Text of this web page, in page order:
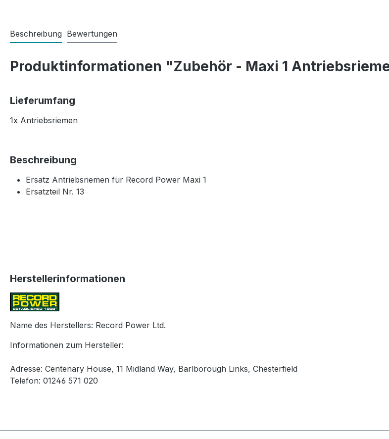
Beschreibung Bewertungen
Produktinformationen "Zubehör - Maxi 1
Lieferumfang
1x Antriebsriemen
Beschreibung
Ersatz Antriebsriemen für Record Power Maxi 1
Ersatzteil Nr. 13
Herstellerinformationen
Name des Herstellers: Record Power Ltd.
Informationen zum Hersteller:
Adresse: Centenary House, 11 Midland Way, Barlborough Links, Chesterfield
Telefon: 01246 571 020